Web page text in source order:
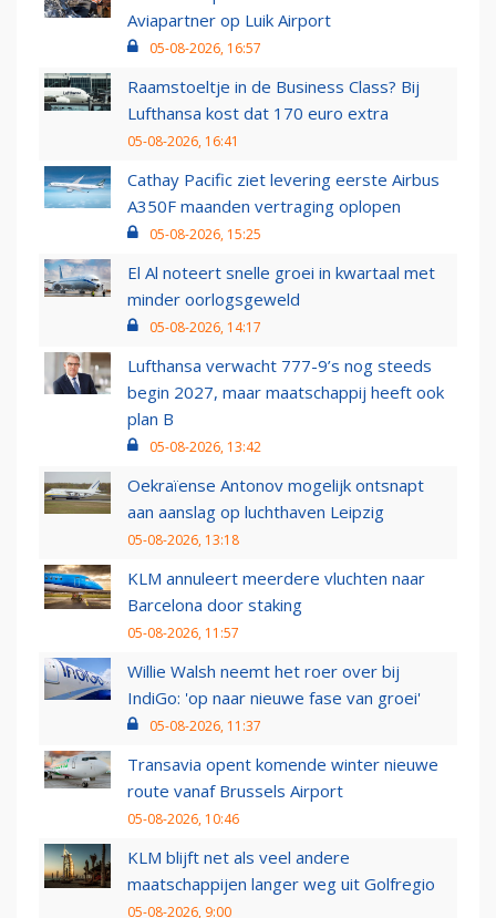
Aviapartner op Luik Airport
05-08-2026, 16:57
Raamstoeltje in de Business Class? Bij
Lufthansa kost dat 170 euro extra
05-08-2026, 16:41
Cathay Pacific ziet levering eerste Airbus
A350F maanden vertraging oplopen
05-08-2026, 15:25
El Al noteert snelle groei in kwartaal met
minder oorlogsgeweld
05-08-2026, 14:17
Lufthansa verwacht 777-9’s nog steeds
begin 2027, maar maatschappij heeft ook
plan B
05-08-2026, 13:42
Oekraïense Antonov mogelijk ontsnapt
aan aanslag op luchthaven Leipzig
05-08-2026, 13:18
KLM annuleert meerdere vluchten naar
Barcelona door staking
05-08-2026, 11:57
Willie Walsh neemt het roer over bij
IndiGo: 'op naar nieuwe fase van groei'
05-08-2026, 11:37
Transavia opent komende winter nieuwe
route vanaf Brussels Airport
05-08-2026, 10:46
KLM blijft net als veel andere
maatschappijen langer weg uit Golfregio
05-08-2026, 9:00